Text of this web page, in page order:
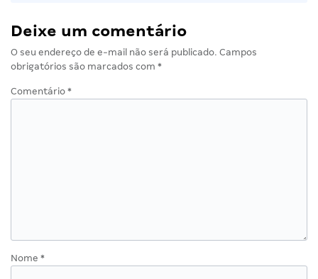
Deixe um comentário
O seu endereço de e-mail não será publicado. Campos
obrigatórios são marcados com *
Comentário *
Nome *